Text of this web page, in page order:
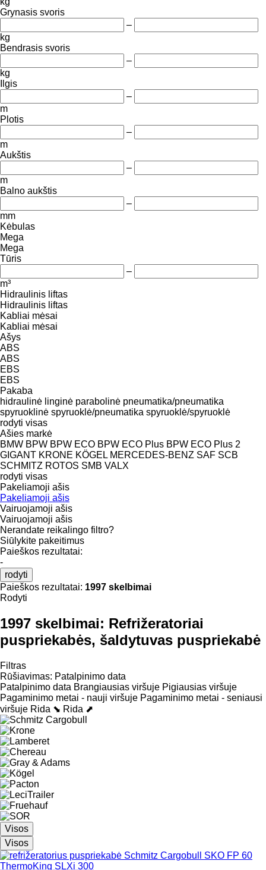
Grynasis svoris
–
kg
Bendrasis svoris
–
kg
Ilgis
–
m
Plotis
–
m
Aukštis
–
m
Balno aukštis
–
mm
Kėbulas
Mega
Mega
Tūris
–
m³
Hidraulinis liftas
Hidraulinis liftas
Kabliai mėsai
Kabliai mėsai
Ašys
ABS
ABS
EBS
EBS
Pakaba
hidraulinė linginė parabolinė pneumatika/pneumatika
spyruoklinė spyruoklė/pneumatika spyruoklė/spyruoklė
rodyti visas
Ašies markė
BMW BPW BPW ECO BPW ECO Plus BPW ECO Plus 2
GIGANT KRONE KÖGEL MERCEDES-BENZ SAF SCB
SCHMITZ ROTOS SMB VALX
rodyti visas
Pakeliamoji ašis
Pakeliamoji ašis
Vairuojamoji ašis
Vairuojamoji ašis
Nerandate reikalingo filtro?
Siūlykite pakeitimus
Paieškos rezultatai:
-
rodyti
Paieškos rezultatai: 1997 skelbimai
Rodyti
1997 skelbimai: Refrižeratoriai
puspriekabės, šaldytuvas puspriekabė
Filtras
Rūšiavimas: Patalpinimo data
Patalpinimo data Brangiausias viršuje Pigiausias viršuje
Pagaminimo metai - nauji viršuje Pagaminimo metai - seniausi
viršuje Rida ⬊ Rida ⬈
Visos
Visos